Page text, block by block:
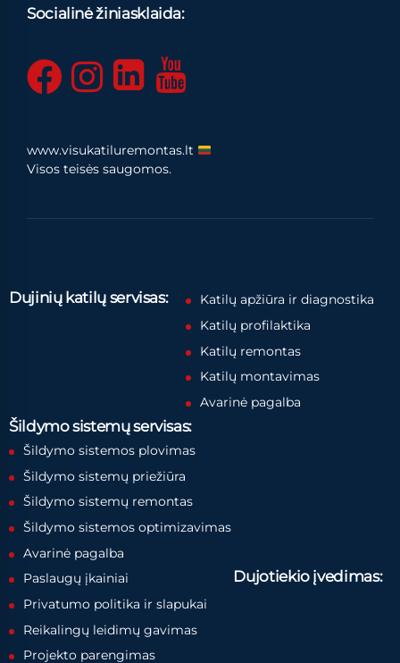
Socialinė žiniasklaida:
www.visukatiluremontas.lt
Visos teisės saugomos.
Dujinių katilų servisas:
Katilų apžiūra ir diagnostika
Katilų profilaktika
Katilų remontas
Katilų montavimas
Avarinė pagalba
Šildymo sistemų servisas:
Šildymo sistemos plovimas
Šildymo sistemų priežiūra
Šildymo sistemų remontas
Šildymo sistemos optimizavimas
Avarinė pagalba
Paslaugų įkainiai
Privatumo politika ir slapukai
Dujotiekio įvedimas:
Reikalingų leidimų gavimas
Projekto parengimas